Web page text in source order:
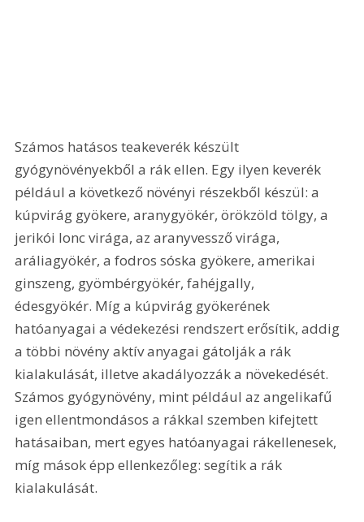
Számos hatásos teakeverék készült
gyógynövényekből a rák ellen. Egy ilyen keverék
például a következő növényi részekből készül: a
kúpvirág gyökere, aranygyökér, örökzöld tölgy, a
jerikói lonc virága, az aranyvessző virága,
aráliagyökér, a fodros sóska gyökere, amerikai
ginszeng, gyömbérgyökér, fahéjgally,
édesgyökér. Míg a kúpvirág gyökerének
hatóanyagai a védekezési rendszert erősítik, addig
a többi növény aktív anyagai gátolják a rák
kialakulását, illetve akadályozzák a növekedését.
Számos gyógynövény, mint például az angelikafű
igen ellentmondásos a rákkal szemben kifejtett
hatásaiban, mert egyes hatóanyagai rákellenesek,
míg mások épp ellenkezőleg: segítik a rák
kialakulását.